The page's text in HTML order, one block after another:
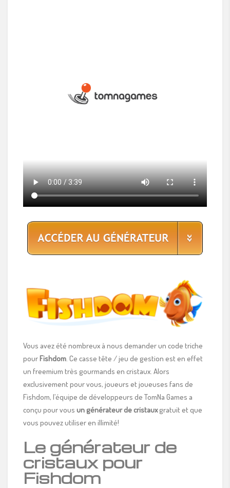
Vous avez été nombreux à nous demander un code triche
pourFishdom. Ce casse tête / jeu de gestion est en effet
un freemium très gourmands en cristaux. Alors
exclusivement pour vous, joueurs et joueuses fans de
Fishdom, l’équipe de développeurs de TomNa Games a
conçu pour vous un générateur de cristauxgratuit et que
vous pouvez utiliser en illimité!
Le générateur de
cristaux pour
Fishdom